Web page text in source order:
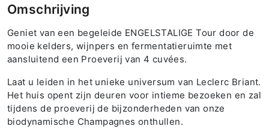
Omschrijving
Geniet van een begeleide ENGELSTALIGE Tour door de
mooie kelders, wijnpers en fermentatieruimte met
aansluitend een Proeverij van 4 cuvées.
Laat u leiden in het unieke universum van Leclerc Briant.
Het huis opent zijn deuren voor intieme bezoeken en zal
tijdens de proeverij de bijzonderheden van onze
biodynamische Champagnes onthullen.